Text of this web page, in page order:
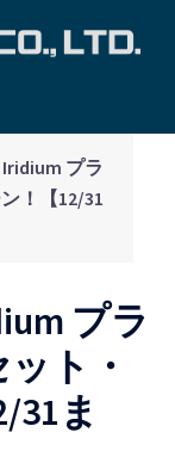
Iridium プラ
！【12/31
プラ
ト・
31ま